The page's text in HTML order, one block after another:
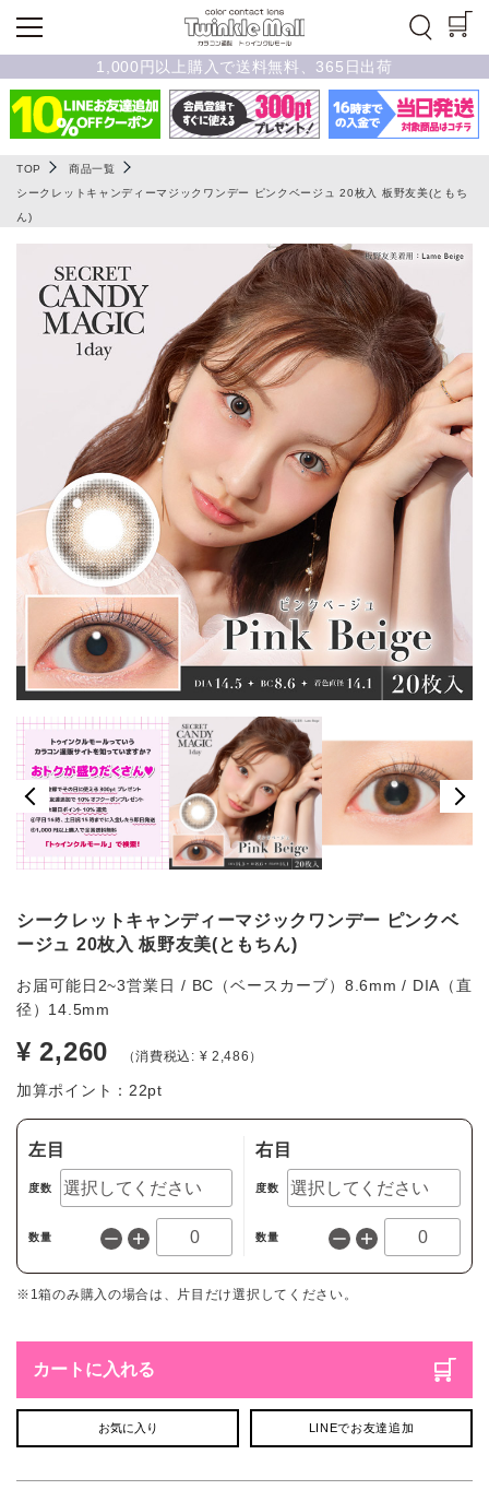
1,000円以上購入で送料無料、365日出荷
TOP
商品一覧
シークレットキャンディーマジックワンデー ピンクベージュ 20枚入 板野友美(ともち
ん)
シークレットキャンディーマジックワンデー ピンクベ
ージュ 20枚入 板野友美(ともちん)
お届可能日2~3営業日 / BC（ベースカーブ）8.6mm / DIA（直
径）14.5mm
¥ 2,260 （消費税込: ¥ 2,486）
加算ポイント： 22pt
左目
度数
数量
右目
度数
数量
※1箱のみ購入の場合は、片目だけ選択してください。
カートに入れる
お気に入り LINEでお友達追加